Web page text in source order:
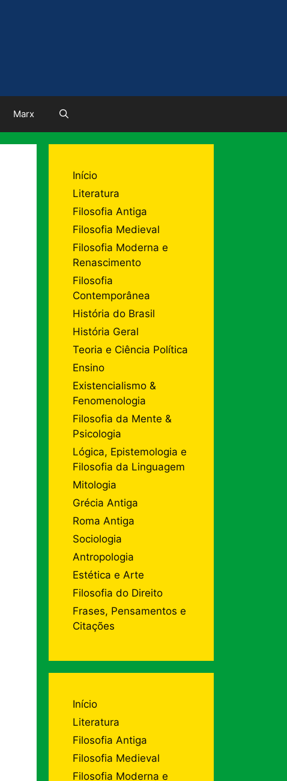
Marx
Início
Literatura
Filosofia Antiga
Filosofia Medieval
Filosofia Moderna e
Renascimento
Filosofia
Contemporânea
História do Brasil
História Geral
Teoria e Ciência Política
Ensino
Existencialismo &
Fenomenologia
Filosofia da Mente &
Psicologia
Lógica, Epistemologia e
Filosofia da Linguagem
Mitologia
Grécia Antiga
Roma Antiga
Sociologia
Antropologia
Estética e Arte
Filosofia do Direito
Frases, Pensamentos e
Citações
Início
Literatura
Filosofia Antiga
Filosofia Medieval
Filosofia Moderna e